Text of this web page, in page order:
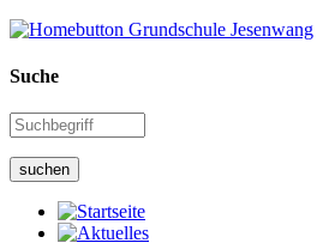
Suche
suchen